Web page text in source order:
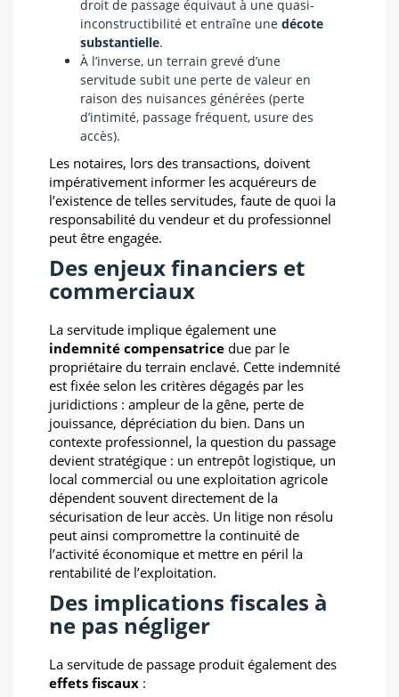
droit de passage équivaut à une quasi-
inconstructibilité et entraîne une décote
substantielle.
À l’inverse, un terrain grevé d’une
servitude subit une perte de valeur en
raison des nuisances générées (perte
d’intimité, passage fréquent, usure des
accès).
Les notaires, lors des transactions, doivent
impérativement informer les acquéreurs de
l’existence de telles servitudes, faute de quoi la
responsabilité du vendeur et du professionnel
peut être engagée.
Des enjeux financiers et
commerciaux
La servitude implique également une
indemnité compensatrice due par le
propriétaire du terrain enclavé. Cette indemnité
est fixée selon les critères dégagés par les
juridictions : ampleur de la gêne, perte de
jouissance, dépréciation du bien. Dans un
contexte professionnel, la question du passage
devient stratégique : un entrepôt logistique, un
local commercial ou une exploitation agricole
dépendent souvent directement de la
sécurisation de leur accès. Un litige non résolu
peut ainsi compromettre la continuité de
l’activité économique et mettre en péril la
rentabilité de l’exploitation.
Des implications fiscales à
ne pas négliger
La servitude de passage produit également des
effets fiscaux :